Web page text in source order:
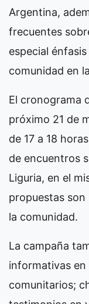
Argentina,
frecuentes
especial
comunidad en
El cronograma
próximo 21 de
de 17 a 18
de encuentros
Liguria, en el
propuestas
la comunidad.
La campaña
informativas en
comunitarios;